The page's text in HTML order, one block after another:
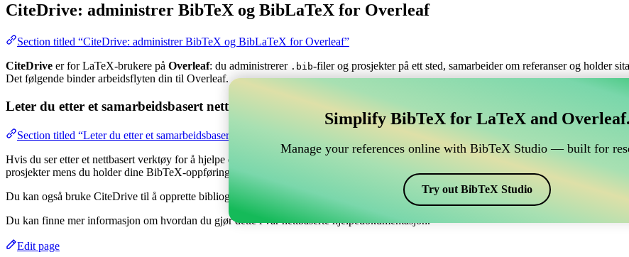
CiteDrive: administrer BibTeX og BibLaTeX for Overleaf
Section titled “CiteDrive: administrer BibTeX og BibLaTeX for Overleaf”
CiteDrive er for LaTeX-brukere på Overleaf: du administrerer .bib-filer og prosjekter på ett sted, samarbeider om referanser og holder
Det følgende binder arbeidsflyten din til Overleaf.
Leter du etter et samarbeidsbasert nettverktøy for å håndtere din BibTeX-referanse, som kobles til Overleaf?
Section titled “Leter du etter et samarbeidsbasert nettverktøy for å håndtere din BibTeX-referanse, som kobles til Overleaf?”
Hvis du ser etter et nettbasert verktøy for å hjelpe deg med å håndtere dine referanser, siteringer og bibliografi i Overleaf, kan CiteDrive
prosjekter mens du holder dine BibTeX-oppføringer oppdatert i ditt Overleaf-prosjekt.
Du kan også bruke CiteDrive til å opprette bibliografier og siteringer i ulike stiler, inkludert aichej. Så hvis du ser etter en enkel måte å
Du kan finne mer informasjon om hvordan du gjør dette i vår nettbaserte hjelpedokumentasjon.
Edit page
Simplify BibTeX for LaTeX and Overleaf.
Manage your references online with BibTeX Studio — built for
Try out BibTeX Studio